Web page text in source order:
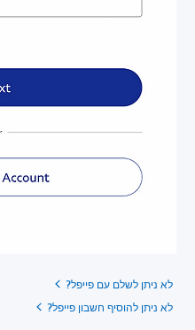
לא ניתן לשלם עם פייפל?
לא ניתן להוסיף חשבון פייפל?